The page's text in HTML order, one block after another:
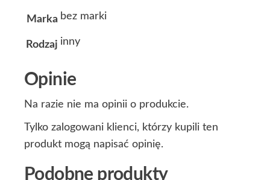
Marka bez marki
Rodzaj inny
Opinie
Na razie nie ma opinii o produkcie.
Tylko zalogowani klienci, którzy kupili ten
produkt mogą napisać opinię.
Podobne produkty